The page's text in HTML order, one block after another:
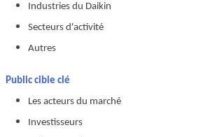
Industries du Daikin
Secteurs d'activité
Autres
Public cible clé
Les acteurs du marché
Investisseurs